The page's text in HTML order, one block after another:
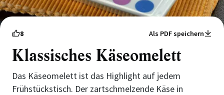
8 Als PDF speichern
Klassisches Käseomelett
Das Käseomelett ist das Highlight auf jedem
Frühstückstisch. Der zartschmelzende Käse in